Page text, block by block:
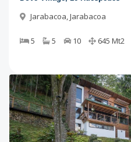
Jarabacoa,Jarabacoa
5 5 10 645 Mt2